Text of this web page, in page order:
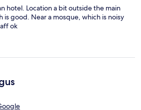
hotel. Location a bit outside the main
is good. Near a mosque, which is noisy
ok